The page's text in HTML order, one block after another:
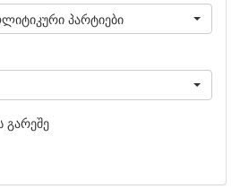
პარტიები
გარეშე